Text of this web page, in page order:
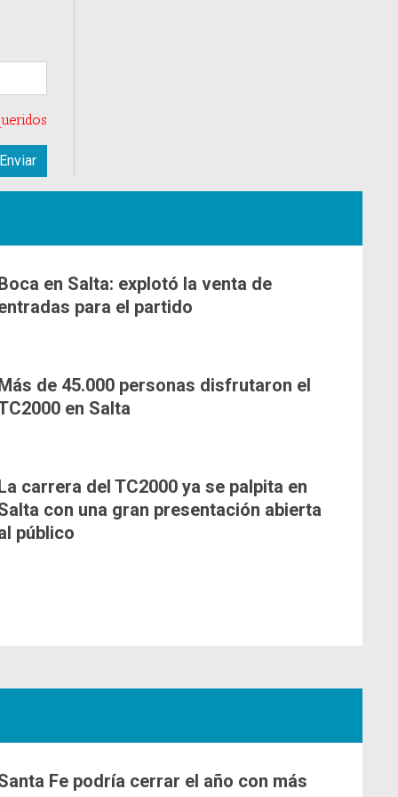
en Salta: explotó la venta de
para el partido
de 45.000 personas disfrutaron el
en Salta
carrera del TC2000 ya se palpita en
con una gran presentación abierta
público
Fe podría cerrar el año con más